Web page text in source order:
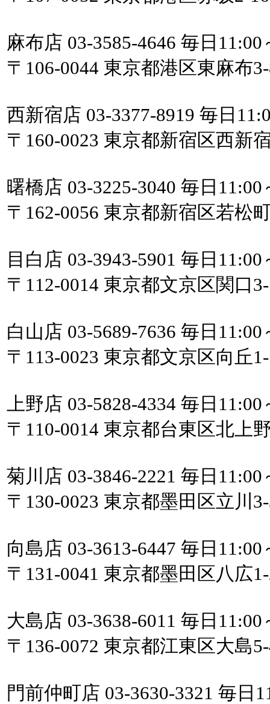
麻布店 03-3585-4646 毎日11:00
〒106-0044 東京都港区東麻布
西新宿店 03-3377-8919 毎日
〒160-0023 東京都新宿区西新
曙橋店 03-3225-3040 毎日11:00
〒162-0056 東京都新宿区若松
目白店 03-3943-5901 毎日11:00
〒112-0014 東京都文京区関口
白山店 03-5689-7636 毎日11:00
〒113-0023 東京都文京区向丘
上野店 03-5828-4334 毎日11:00
〒110-0014 東京都台東区北上
菊川店 03-3846-2221 毎日11:00
〒130-0023 東京都墨田区立川
向島店 03-3613-6447 毎日11:00
〒131-0041 東京都墨田区八広
大島店 03-3638-6011 毎日11:00
〒136-0072 東京都江東区大島
門前仲町店 03-3630-3321 毎日